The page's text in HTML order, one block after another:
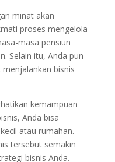
minat akan
proses mengelola
masa pensiun
Selain itu, Anda pun
bisnis
kemampuan
Anda bisa
atau rumahan.
tersebut semakin
bisnis Anda.